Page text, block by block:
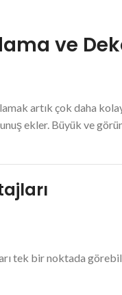
ve
artık çok daha
ekler. Büyük ve
tek bir noktada